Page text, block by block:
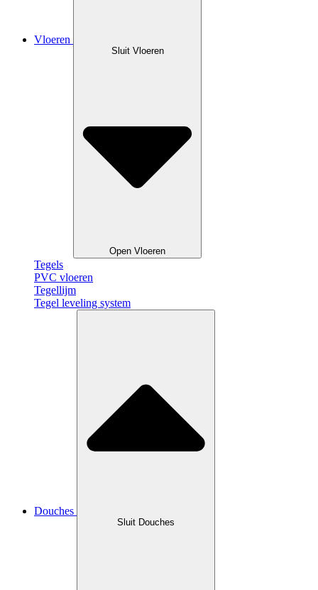
Vloeren
Sluit Vloeren
Open Vloeren
Tegels
PVC vloeren
Tegellijm
Tegel leveling system
Douches
Sluit Douches